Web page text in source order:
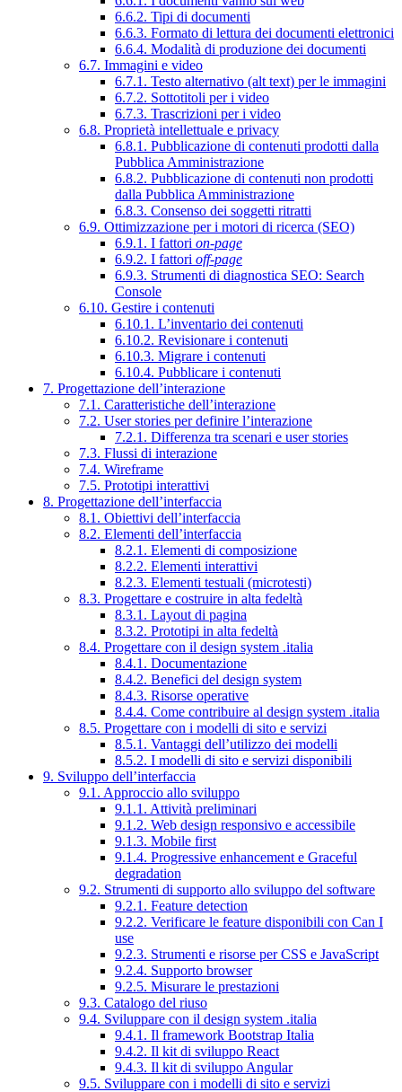
6.6.2. Tipi di documenti
6.6.3. Formato di lettura dei documenti elettronici
6.6.4. Modalità di produzione dei documenti
6.7. Immagini e video
6.7.1. Testo alternativo (alt text) per le immagini
6.7.2. Sottotitoli per i video
6.7.3. Trascrizioni per i video
6.8. Proprietà intellettuale e privacy
6.8.1. Pubblicazione di contenuti prodotti dalla
Pubblica Amministrazione
6.8.2. Pubblicazione di contenuti non prodotti
dalla Pubblica Amministrazione
6.8.3. Consenso dei soggetti ritratti
6.9. Ottimizzazione per i motori di ricerca (SEO)
6.9.1. I fattori on-page
6.9.2. I fattori off-page
6.9.3. Strumenti di diagnostica SEO: Search
Console
6.10. Gestire i contenuti
6.10.1. L’inventario dei contenuti
6.10.2. Revisionare i contenuti
6.10.3. Migrare i contenuti
6.10.4. Pubblicare i contenuti
7. Progettazione dell’interazione
7.1. Caratteristiche dell’interazione
7.2. User stories per definire l’interazione
7.2.1. Differenza tra scenari e user stories
7.3. Flussi di interazione
7.4. Wireframe
7.5. Prototipi interattivi
8. Progettazione dell’interfaccia
8.1. Obiettivi dell’interfaccia
8.2. Elementi dell’interfaccia
8.2.1. Elementi di composizione
8.2.2. Elementi interattivi
8.2.3. Elementi testuali (microtesti)
8.3. Progettare e costruire in alta fedeltà
8.3.1. Layout di pagina
8.3.2. Prototipi in alta fedeltà
8.4. Progettare con il design system .italia
8.4.1. Documentazione
8.4.2. Benefici del design system
8.4.3. Risorse operative
8.4.4. Come contribuire al design system .italia
8.5. Progettare con i modelli di sito e servizi
8.5.1. Vantaggi dell’utilizzo dei modelli
8.5.2. I modelli di sito e servizi disponibili
9. Sviluppo dell’interfaccia
9.1. Approccio allo sviluppo
9.1.1. Attività preliminari
9.1.2. Web design responsivo e accessibile
9.1.3. Mobile first
9.1.4. Progressive enhancement e Graceful
degradation
9.2. Strumenti di supporto allo sviluppo del software
9.2.1. Feature detection
9.2.2. Verificare le feature disponibili con Can I
use
9.2.3. Strumenti e risorse per CSS e JavaScript
9.2.4. Supporto browser
9.2.5. Misurare le prestazioni
9.3. Catalogo del riuso
9.4. Sviluppare con il design system .italia
9.4.1. Il framework Bootstrap Italia
9.4.2. Il kit di sviluppo React
9.4.3. Il kit di sviluppo Angular
9.5. Sviluppare con i modelli di sito e servizi